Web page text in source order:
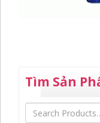
Tìm Sản